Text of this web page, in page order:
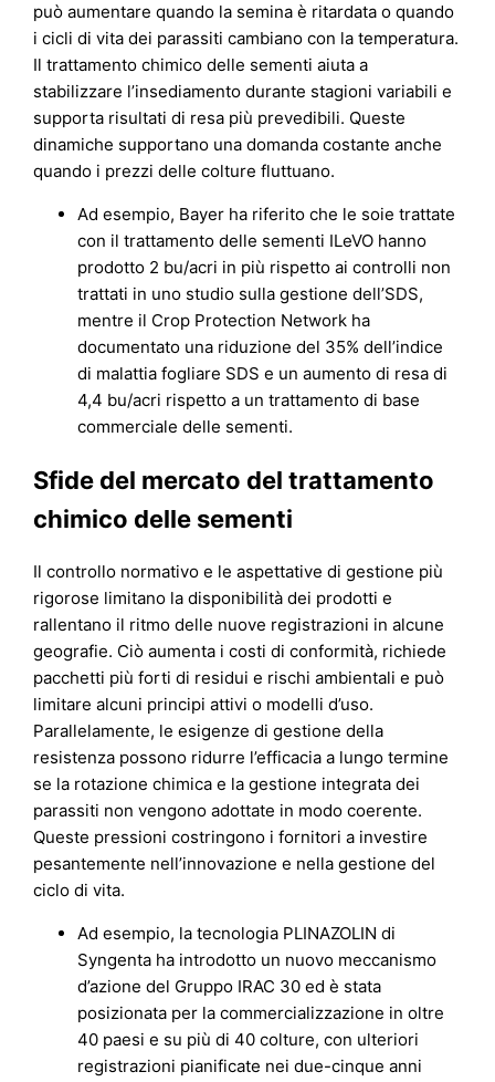
può aumentare quando la semina è ritardata o quando
i cicli di vita dei parassiti cambiano con la temperatura.
Il trattamento chimico delle sementi aiuta a
stabilizzare l’insediamento durante stagioni variabili e
supporta risultati di resa più prevedibili. Queste
dinamiche supportano una domanda costante anche
quando i prezzi delle colture fluttuano.
Ad esempio, Bayer ha riferito che le soie trattate
con il trattamento delle sementi ILeVO hanno
prodotto 2 bu/acri in più rispetto ai controlli non
trattati in uno studio sulla gestione dell’SDS,
mentre il Crop Protection Network ha
documentato una riduzione del 35% dell’indice
di malattia fogliare SDS e un aumento di resa di
4,4 bu/acri rispetto a un trattamento di base
commerciale delle sementi.
Sfide del mercato del trattamento
chimico delle sementi
Il controllo normativo e le aspettative di gestione più
rigorose limitano la disponibilità dei prodotti e
rallentano il ritmo delle nuove registrazioni in alcune
geografie. Ciò aumenta i costi di conformità, richiede
pacchetti più forti di residui e rischi ambientali e può
limitare alcuni principi attivi o modelli d’uso.
Parallelamente, le esigenze di gestione della
resistenza possono ridurre l’efficacia a lungo termine
se la rotazione chimica e la gestione integrata dei
parassiti non vengono adottate in modo coerente.
Queste pressioni costringono i fornitori a investire
pesantemente nell’innovazione e nella gestione del
ciclo di vita.
Ad esempio, la tecnologia PLINAZOLIN di
Syngenta ha introdotto un nuovo meccanismo
d’azione del Gruppo IRAC 30 ed è stata
posizionata per la commercializzazione in oltre
40 paesi e su più di 40 colture, con ulteriori
registrazioni pianificate nei due-cinque anni